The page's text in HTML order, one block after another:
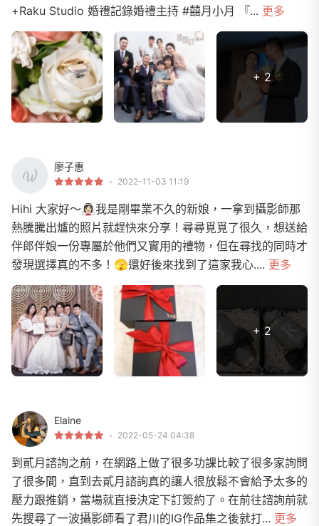
+Raku Studio 婚禮記錄婚禮主持 #囍月小月 『... 更多
+ 2
廖子惠
2022-11-03 11:19
Hihi 大家好～👰🏻‍♀️我是剛畢業不久的新娘，一拿到攝影師那
熱騰騰出爐的照片就趕快來分享！尋尋覓覓了很久，想送給
伴郎伴娘一份專屬於他們又實用的禮物，但在尋找的同時才
發現選擇真的不多！🫣還好後來找到了這家我心.... 更多
+ 2
Elaine
2022-05-24 04:38
到貳月諮詢之前，在網路上做了很多功課比較了很多家詢問
了很多間，直到去貳月諮詢真的讓人很放鬆不會給予太多的
壓力跟推銷，當場就直接決定下訂簽約了。在前往諮詢前就
先搜尋了一波攝影師看了君川的IG作品集之後就打... 更多